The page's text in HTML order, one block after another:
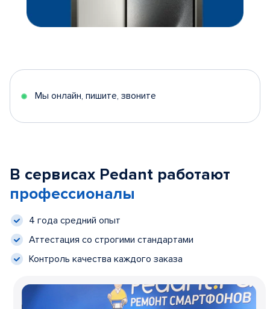
Мы онлайн, пишите, звоните
В сервисах Pedant работают
профессионалы
4 года средний опыт
Аттестация со строгими стандартами
Контроль качества каждого заказа